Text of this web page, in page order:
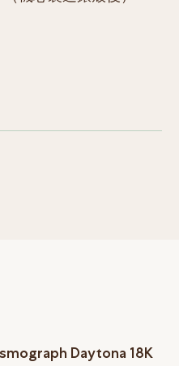
Daytona 18K